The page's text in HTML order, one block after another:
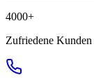
4000+
Zufriedene Kunden